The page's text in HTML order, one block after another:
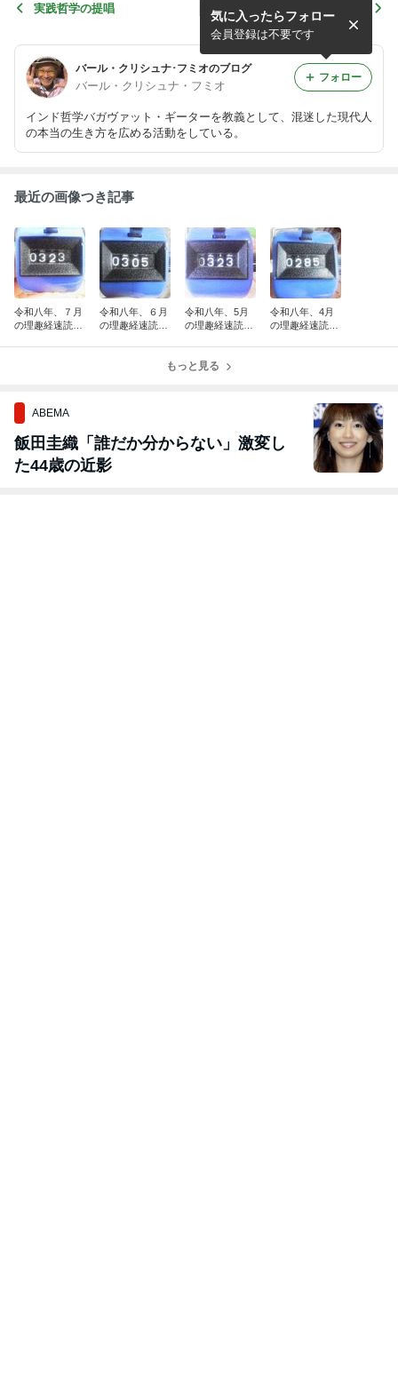
実践哲学の提唱
物質次元の知識と精神次元の
知識
バール・クリシュナ･フミオのブログ
バール・クリシュナ・フミオ
インド哲学バガヴァット・ギーターを教義として、混迷した現代人
の本当の生き方を広める活動をしている。
気に入ったらフォロー
会員登録は不要です
フォロー
最近の画像つき記事
令和八年、７月
の理趣経速読回
令和八年、６月
の理趣経速読回
令和八年、5月
の理趣経速読回
令和八年、4月
の理趣経速読回
もっと見る
ABEMA
飯田圭織「誰だか分からない」激変し
た44歳の近影